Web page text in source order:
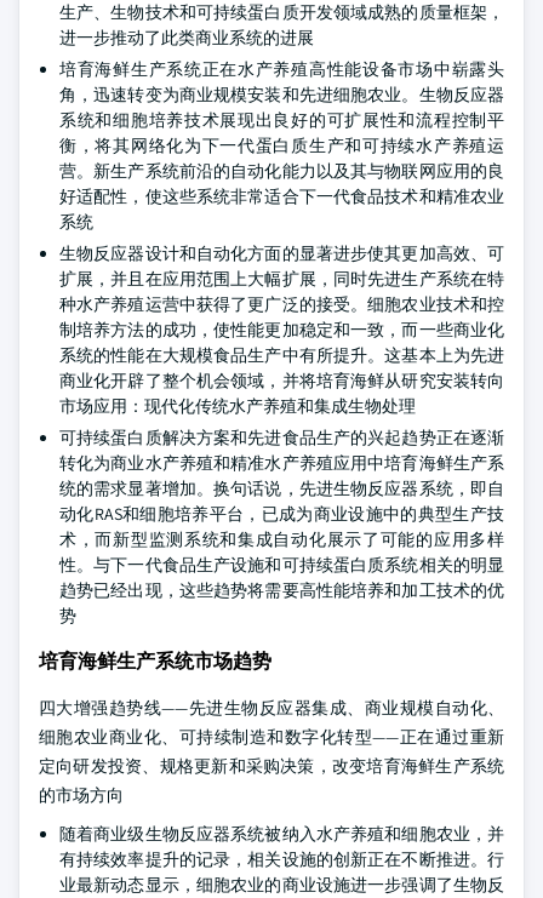
生产、生物技术和可持续蛋白质开发领域成熟的质量框架，
进一步推动了此类商业系统的进展
培育海鲜生产系统正在水产养殖高性能设备市场中崭露头
角，迅速转变为商业规模安装和先进细胞农业。生物反应器
系统和细胞培养技术展现出良好的可扩展性和流程控制平
衡，将其网络化为下一代蛋白质生产和可持续水产养殖运
营。新生产系统前沿的自动化能力以及其与物联网应用的良
好适配性，使这些系统非常适合下一代食品技术和精准农业
系统
生物反应器设计和自动化方面的显著进步使其更加高效、可
扩展，并且在应用范围上大幅扩展，同时先进生产系统在特
种水产养殖运营中获得了更广泛的接受。细胞农业技术和控
制培养方法的成功，使性能更加稳定和一致，而一些商业化
系统的性能在大规模食品生产中有所提升。这基本上为先进
商业化开辟了整个机会领域，并将培育海鲜从研究安装转向
市场应用：现代化传统水产养殖和集成生物处理
可持续蛋白质解决方案和先进食品生产的兴起趋势正在逐渐
转化为商业水产养殖和精准水产养殖应用中培育海鲜生产系
统的需求显著增加。换句话说，先进生物反应器系统，即自
动化RAS和细胞培养平台，已成为商业设施中的典型生产技
术，而新型监测系统和集成自动化展示了可能的应用多样
性。与下一代食品生产设施和可持续蛋白质系统相关的明显
趋势已经出现，这些趋势将需要高性能培养和加工技术的优
势
培育海鲜生产系统市场趋势
四大增强趋势线——先进生物反应器集成、商业规模自动化、
细胞农业商业化、可持续制造和数字化转型——正在通过重新
定向研发投资、规格更新和采购决策，改变培育海鲜生产系统
的市场方向
随着商业级生物反应器系统被纳入水产养殖和细胞农业，并
有持续效率提升的记录，相关设施的创新正在不断推进。行
业最新动态显示，细胞农业的商业设施进一步强调了生物反